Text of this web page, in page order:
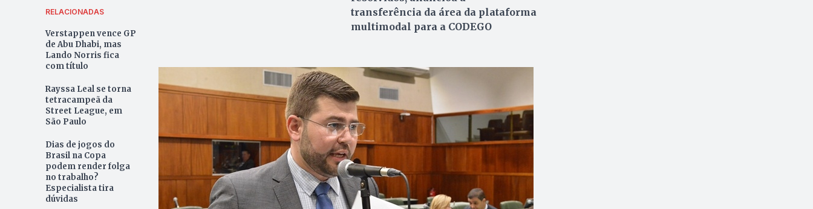
RELACIONADAS
Verstappen vence GP
de Abu Dhabi, mas
Lando Norris fica
com título
Rayssa Leal se torna
tetracampeã da
Street League, em
São Paulo
Dias de jogos do
Brasil na Copa
podem render folga
no trabalho?
Especialista tira
dúvidas
transferência da área da plataforma
multimodal para a CODEGO